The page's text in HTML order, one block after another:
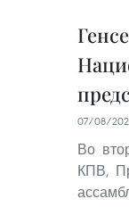
07/08/
Во
КПВ,